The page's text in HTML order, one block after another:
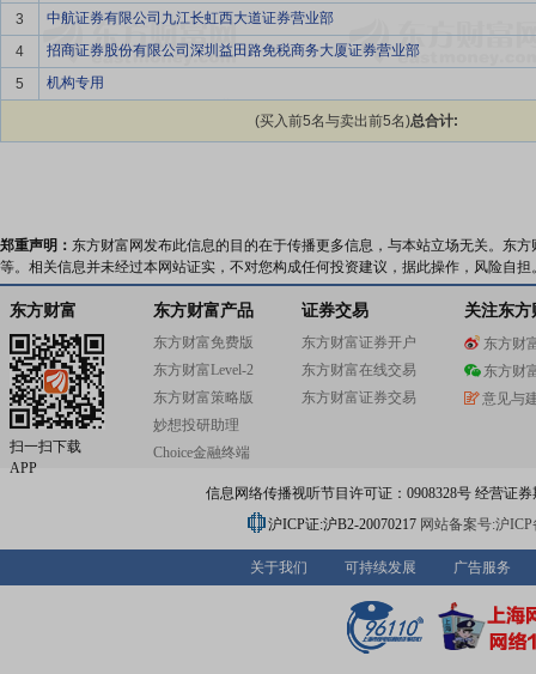
3
中航证券有限公司九江长虹西大道证券营业部
4
招商证券股份有限公司深圳益田路免税商务大厦证券营业部
5
机构专用
(买入前5名与卖出前5名)总合计:
郑重声明： 东方财富网发布此信息的目的在于传播更多信息，与本站立场无关。东
等。相关信息并未经过本网站证实，不对您构成任何投资建议，据此操作，风险自担